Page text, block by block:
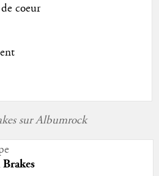
coeur
sur Albumrock